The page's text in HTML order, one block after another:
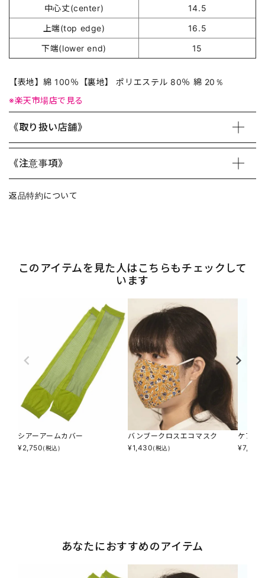
中心丈(center)
14.5
上端(top edge)
16.5
下端(lower end)
15
【表地】綿 100％【裏地】 ポリエステル 80％ 綿 20％
※楽天市場店で見る
《取り扱い店舗》
《注意事項》
返品特約について
このアイテムを見た人はこちらもチェックして
います
シアーアームカバー
¥2,750(税込)
バンブークロスエコマスク
¥1,430(税込)
ケアが
¥7,040
あなたにおすすめのアイテム